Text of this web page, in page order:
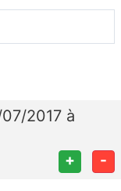
2017 à
+ -